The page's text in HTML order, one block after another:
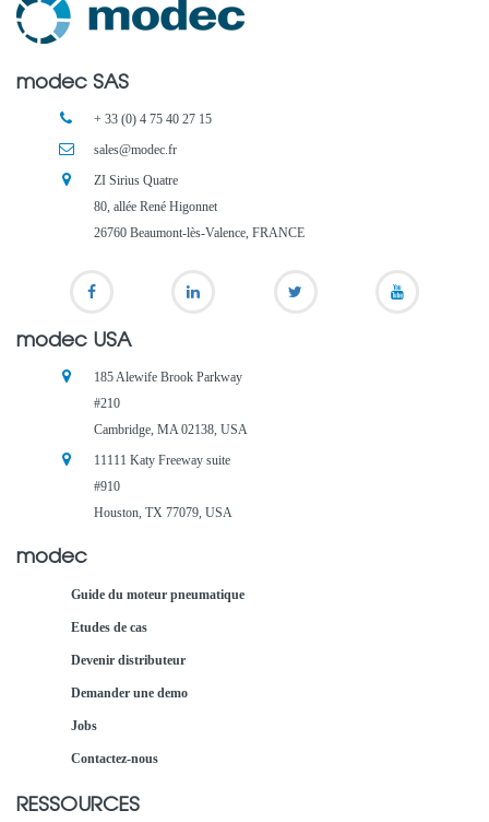
modec SAS
+ 33 (0) 4 75 40 27 15
sales@modec.fr
ZI Sirius Quatre
80, allée René Higonnet
26760 Beaumont-lès-Valence, FRANCE
modec USA
185 Alewife Brook Parkway
#210
Cambridge, MA 02138, USA
11111 Katy Freeway suite
#910
Houston, TX 77079, USA
modec
Guide du moteur pneumatique
Etudes de cas
Devenir distributeur
Demander une demo
Jobs
Contactez-nous
RESSOURCES